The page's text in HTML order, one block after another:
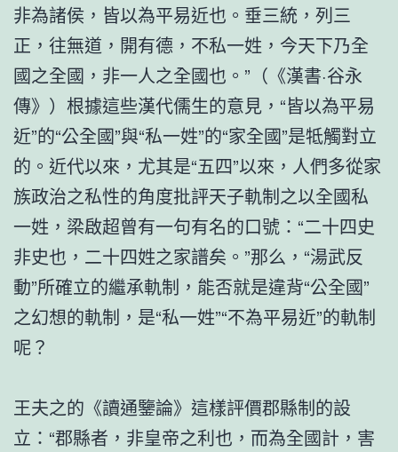
非為諸侯，皆以為平易近也。垂三統，列三
正，往無道，開有德，不私一姓，今天下乃全
國之全國，非一人之全國也。”（《漢書·谷永
傳》）根據這些漢代儒生的意見，“皆以為平易
近”的“公全國”與“私一姓”的“家全國”是牴觸對立
的。近代以來，尤其是“五四”以來，人們多從家
族政治之私性的角度批評天子軌制之以全國私
一姓，梁啟超曾有一句有名的口號：“二十四史
非史也，二十四姓之家譜矣。”那么，“湯武反
動”所確立的繼承軌制，能否就是違背“公全國”
之幻想的軌制，是“私一姓”“不為平易近”的軌制
呢？
王夫之的《讀通鑒論》這樣評價郡縣制的設
立：“郡縣者，非皇帝之利也，而為全國計，害